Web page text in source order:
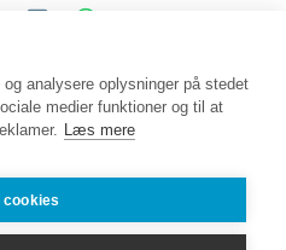
Juridisk
GTC
Beskyttelse af data
Aftryk
analysere oplysninger på stedet
medier funktioner og til at
Læs mere
cookies